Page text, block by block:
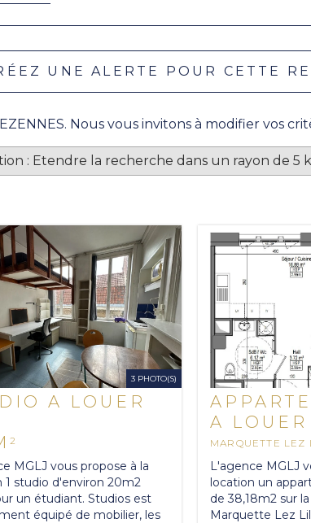
Nous vous invitons à modifier vos
: Etendre la recherche dans un rayon de 5
3 PHOTO(S)
A LOUER
2
MGLJ vous propose à la
1 studio d'environ 20m2
un étudiant. Studios est
équipé de mobilier, les
A LOUER
MARQUETTE LEZ
38.18 M 2
L'agence MGLJ
location un
de 38,18m2 sur
Marquette Lez